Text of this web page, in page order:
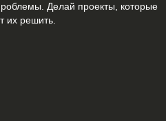
Делай проекты, которые
их решить.